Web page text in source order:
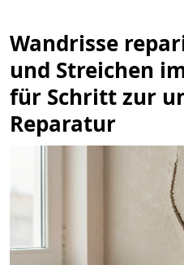
Wandrisse
und Streichen
für Schritt zur
Reparatur